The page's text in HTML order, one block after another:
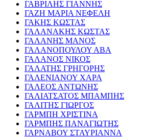
ΓΑΒΡΙΛΗΣ ΓΙΑΝΝΗΣ
ΓΑΖΗ ΜΑΡΙΑ ΝΕΦΕΛΗ
ΓΑΚΗΣ ΚΩΣΤΑΣ
ΓΑΛΑΝΑΚΗΣ ΚΩΣΤΑΣ
ΓΑΛΑΝΗΣ ΜΑΝΟΣ
ΓΑΛΑΝΟΠΟΥΛΟΥ ΑΒΑ
ΓΑΛΑΝΟΣ ΝΙΚΟΣ
ΓΑΛΑΤΗΣ ΓΡΗΓΟΡΗΣ
ΓΑΛΕΝΙΑΝΟΥ ΧΑΡΑ
ΓΑΛΕΟΣ ΑΝΤΩΝΗΣ
ΓΑΛΙΑΤΣΑΤΟΣ ΜΠΑΜΠΗΣ
ΓΑΛΙΤΗΣ ΓΙΩΡΓΟΣ
ΓΑΡΜΠΗ ΧΡΙΣΤΙΝΑ
ΓΑΡΜΠΗΣ ΠΑΝΑΓΙΩΤΗΣ
ΓΑΡΝΑΒΟΥ ΣΤΑΥΡΙΑΝΝΑ